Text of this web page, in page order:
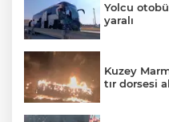
Yolcu
yaralı
Kuzey
tır dorsesi